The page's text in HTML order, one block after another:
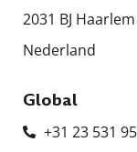
2031 BJ Haarlem
Nederland
Global
+31 23 531